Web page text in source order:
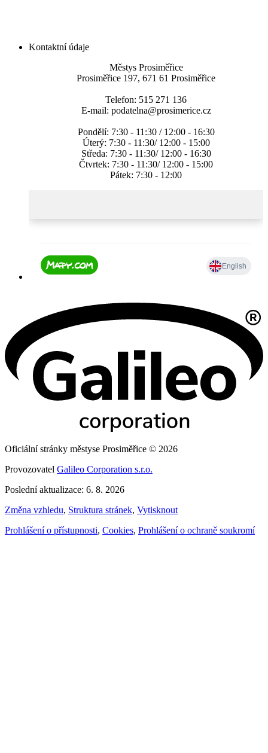
Kontaktní údaje
Městys Prosiměřice
Prosiměřice 197, 671 61 Prosiměřice
Telefon: 515 271 136
E-mail: podatelna@prosimerice.cz
Pondělí: 7:30 - 11:30 / 12:00 - 16:30
Úterý: 7:30 - 11:30/ 12:00 - 15:00
Středa: 7:30 - 11:30/ 12:00 - 16:30
Čtvrtek: 7:30 - 11:30/ 12:00 - 15:00
Pátek: 7:30 - 12:00
Oficiální stránky městyse Prosiměřice © 2026
Provozovatel Galileo Corporation s.r.o.
Poslední aktualizace: 6. 8. 2026
Změna vzhledu, Struktura stránek, Vytisknout
Prohlášení o přístupnosti, Cookies, Prohlášení o ochraně soukromí